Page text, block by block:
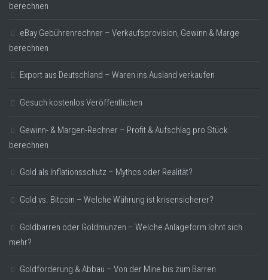
berechnen
eBay Gebührenrechner – Verkaufsprovision, Gewinn & Marge
berechnen
Export aus Deutschland – Waren ins Ausland verkaufen
Gesuch kostenlos Veröffentlichen
Gewinn- & Margen-Rechner – Profit & Aufschlag pro Stück
berechnen
Gold als Inflationsschutz – Mythos oder Realität?
Gold vs. Bitcoin – Welche Währung ist krisensicherer?
Goldbarren oder Goldmünzen – Welche Anlageform lohnt sich
mehr?
Goldförderung & Abbau – Von der Mine bis zum Barren